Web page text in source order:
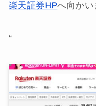
楽天証券HPへ向かい
“